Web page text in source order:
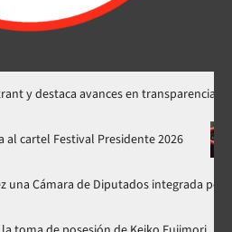
avances en transparencia, seguridad
se suma al cartel Festival Presidente
de Diputados integrada por 170